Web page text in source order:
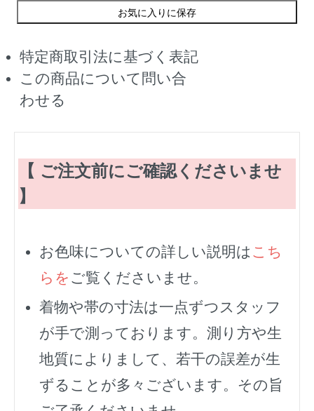
お気に入りに保存
特定商取引法に基づく表記
この商品について問い合
わせる
【 ご注文前にご確認くださいませ
】
お色味についての詳しい説明は こち
らを ご覧くださいませ。
着物や帯の寸法は一点ずつスタッフ
が手で測っております。測り方や生
地質によりまして、若干の誤差が生
ずることが多々ございます。その旨